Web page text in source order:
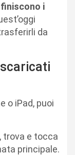
i
da
o iPad, puoi
trova e tocca
principale.